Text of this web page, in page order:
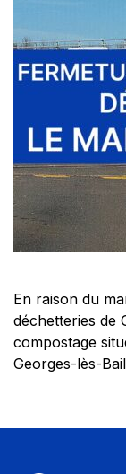
Actualités
En raison du
déchetteries de
compostage
Georges-lès-